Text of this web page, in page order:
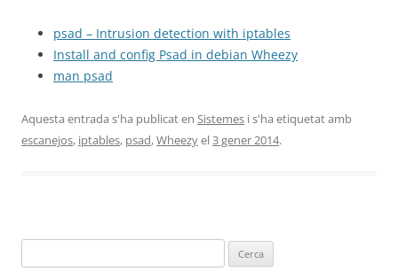
psad – Intrusion detection with iptables
Install and config Psad in debian Wheezy
man psad
Aquesta entrada s'ha publicat en Sistemes i s'ha etiquetat amb
escanejos, iptables, psad,Wheezyel3 gener 2014.